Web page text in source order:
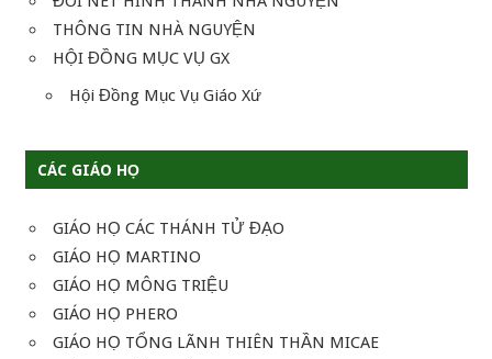
THÔNG TIN NHÀ NGUYỆN
HỘI ĐỒNG MỤC VỤ GX
Hội Đồng Mục Vụ Giáo Xứ
CÁC GIÁO HỌ
GIÁO HỌ CÁC THÁNH TỬ ĐẠO
GIÁO HỌ MARTINO
GIÁO HỌ MÔNG TRIỆU
GIÁO HỌ PHERO
GIÁO HỌ TỔNG LÃNH THIÊN THẦN MICAE